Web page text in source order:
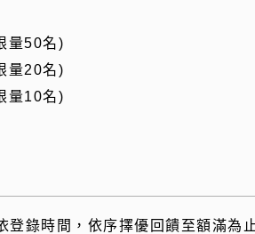
量50名)
量20名)
量10名)
錄時間，依序擇優回饋至額滿為